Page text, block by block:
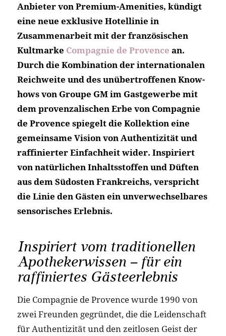
Anbieter von Premium-Amenities, kündigt
eine neue exklusive Hotellinie in
Zusammenarbeit mit der französischen
Kultmarke Compagnie de Provence an.
Durch die Kombination der internationalen
Reichweite und des unübertroffenen Know-
hows von Groupe GM im Gastgewerbe mit
dem provenzalischen Erbe von Compagnie
de Provence spiegelt die Kollektion eine
gemeinsame Vision von Authentizität und
raffinierter Einfachheit wider. Inspiriert
von natürlichen Inhaltsstoffen und Düften
aus dem Südosten Frankreichs, verspricht
die Linie den Gästen ein unverwechselbares
sensorisches Erlebnis.
Inspiriert vom traditionellen
Apothekerwissen – für ein
raffiniertes Gästeerlebnis
Die Compagnie de Provence wurde 1990 von
zwei Freunden gegründet, die die Leidenschaft
für Authentizität und den zeitlosen Geist der